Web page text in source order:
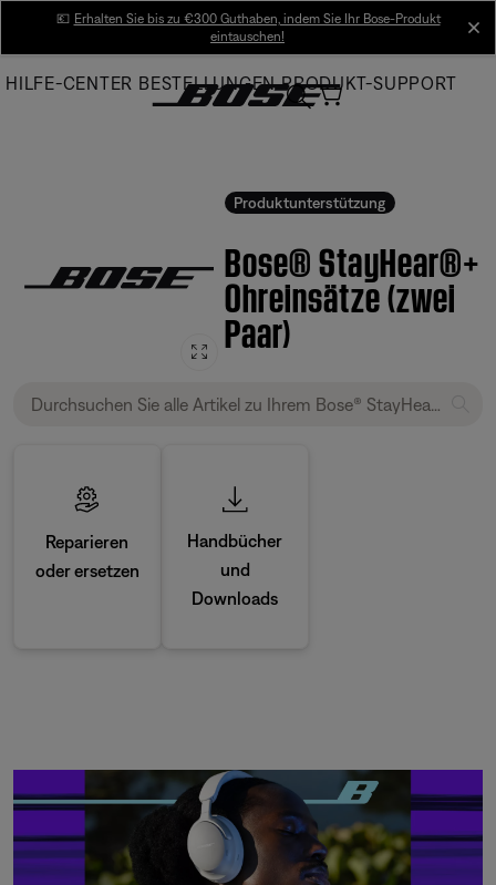
Main
💶 Erhalten Sie bis zu €300 Guthaben, indem Sie Ihr Bose-Produkt
eintauschen!
HILFE-CENTER BESTELLUNGEN PRODUKT-SUPPORT
Produktunterstützung
Bose® StayHear®+
Ohreinsätze (zwei
Paar)
Reparieren
oder ersetzen
Handbücher
und
Downloads